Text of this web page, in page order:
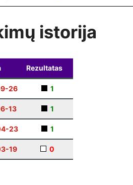
istorija
Rezultatas
26 1
13 1
23 1
19 0